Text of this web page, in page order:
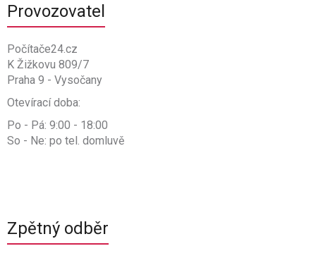
Provozovatel
Počítače24.cz
K Žižkovu 809/7
Praha 9 - Vysočany
Otevírací doba:
Po - Pá: 9:00 - 18:00
So - Ne: po tel. domluvě
Zpětný odběr